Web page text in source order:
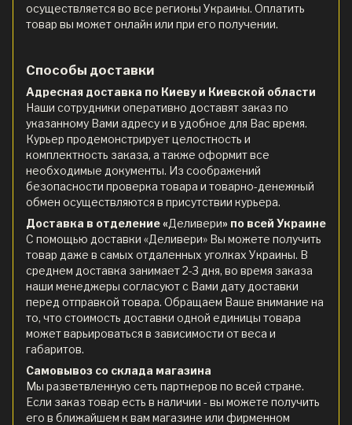
осуществляется во все регионы Украины. Оплатить
товар вы может онлайн или при его получении.
Способы доставки
Адресная доставка по Киеву и Киевской области
Наши сотрудники оперативно доставят заказ по
указанному Вами адресу и в удобное для Вас время.
Курьер продемонстрирует целостность и
комплектность заказа, а также оформит все
необходимые документы. Из соображений
безопасности проверка товара и товарно-денежный
обмен осуществляются в присутствии курьера.
Доставка в отделение «Деливери» по всей Украине
С помощью доставки «Деливери» Вы можете получить
товар даже в самых отдаленных уголках Украины. В
среднем доставка занимает 2-3 дня, во время заказа
наши менеджеры согласуют с Вами дату доставки
перед отправкой товара. Обращаем Ваше внимание на
то, что стоимость доставки одной единицы товара
может варьироваться в зависимости от веса и
габаритов.
Самовывоз со склада магазина
Мы разветвленную сеть партнеров по всей стране.
Если заказ товар есть в наличии - вы можете получить
его в ближайшем к вам магазине или фирменном